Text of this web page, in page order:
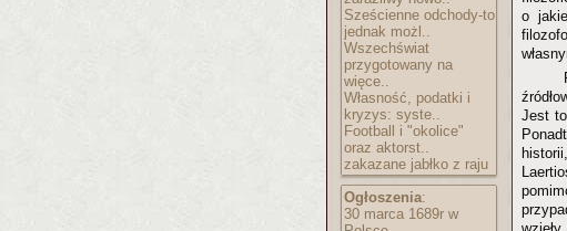
Sześcienne odchody-to
jednak możl..
Wszechświat
przygotowany na
więce..
Własność, podatki i
kryzys: syste..
Football i "okolice"
oraz aktorst..
zakazane jabłko z raju
Ogłoszenia:
30 marca 1689r w
o
Jest